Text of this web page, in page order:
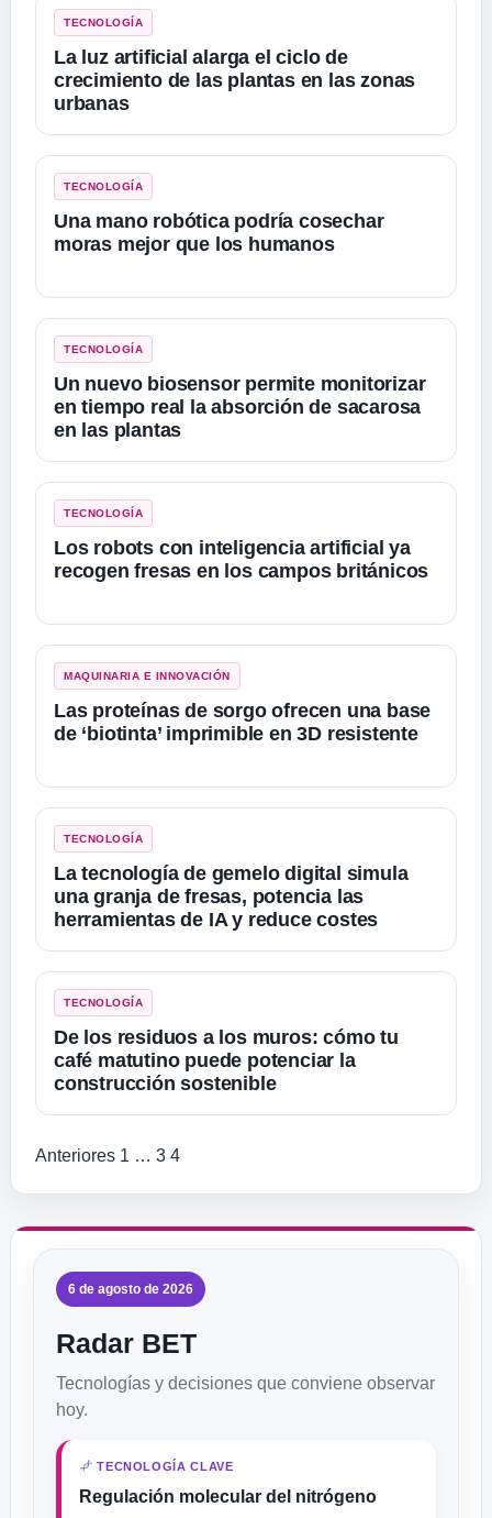
TECNOLOGÍA
La luz artificial alarga el ciclo de
crecimiento de las plantas en las zonas
urbanas
TECNOLOGÍA
Una mano robótica podría cosechar
moras mejor que los humanos
TECNOLOGÍA
Un nuevo biosensor permite monitorizar
en tiempo real la absorción de sacarosa
en las plantas
TECNOLOGÍA
Los robots con inteligencia artificial ya
recogen fresas en los campos británicos
MAQUINARIA E INNOVACIÓN
Las proteínas de sorgo ofrecen una base
de ‘biotinta’ imprimible en 3D resistente
TECNOLOGÍA
La tecnología de gemelo digital simula
una granja de fresas, potencia las
herramientas de IA y reduce costes
TECNOLOGÍA
De los residuos a los muros: cómo tu
café matutino puede potenciar la
construcción sostenible
Paginación de entradas
Anteriores 1 … 3 4
6 de agosto de 2026
Radar BET
Tecnologías y decisiones que conviene observar
hoy.
TECNOLOGÍA CLAVE
Regulación molecular del nitrógeno